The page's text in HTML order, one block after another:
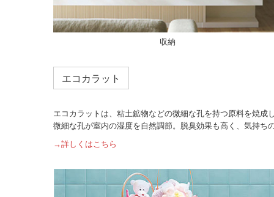
収納
エコカラット
エコカラットは、粘土鉱物などの微細な孔を持つ原料を焼成
微細な孔が室内の湿度を自然調節。脱臭効果も高く、気持ち
→詳しくはこちら